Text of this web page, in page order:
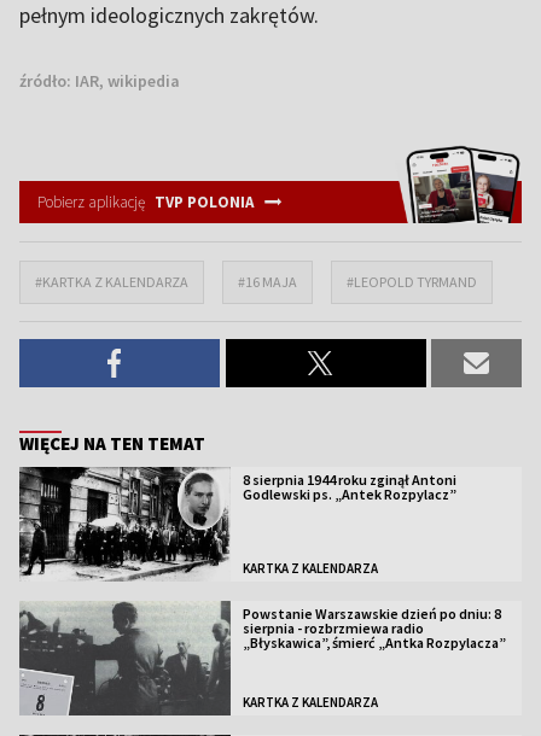
pełnym ideologicznych zakrętów.
źródło: IAR, wikipedia
Pobierz aplikację TVP POLONIA
#KARTKA Z KALENDARZA #16 MAJA #LEOPOLD TYRMAND
WIĘCEJ NA TEN TEMAT
8 sierpnia 1944 roku zginął Antoni
Godlewski ps. „Antek Rozpylacz”
KARTKA Z KALENDARZA
Powstanie Warszawskie dzień po dniu: 8
sierpnia - rozbrzmiewa radio
„Błyskawica”, śmierć „Antka Rozpylacza”
KARTKA Z KALENDARZA